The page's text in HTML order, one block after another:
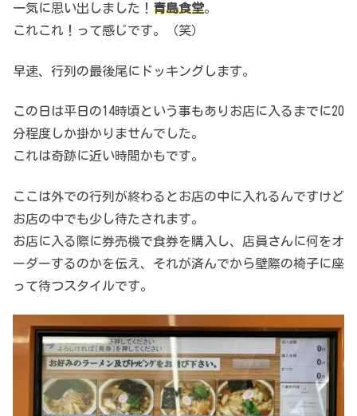
一気に思い出しました！ 青島食堂。
これこれ！って感じです。（笑）
早速、行列の最後尾にドッキングします。
この日は平日の14時頃という事もありお店に入るまでに20
分程度しか掛かりませんでした。
これは奇跡に近い時間かもです。
ここは外での行列が終わるとお店の中に入れるんですけど
お店の中でも少し待たされます。
お店に入る際に券売機で食券を購入し、店員さんに何をオ
ーダーするのかを伝え、それが済んでから壁際の椅子に座
って待つスタイルです。